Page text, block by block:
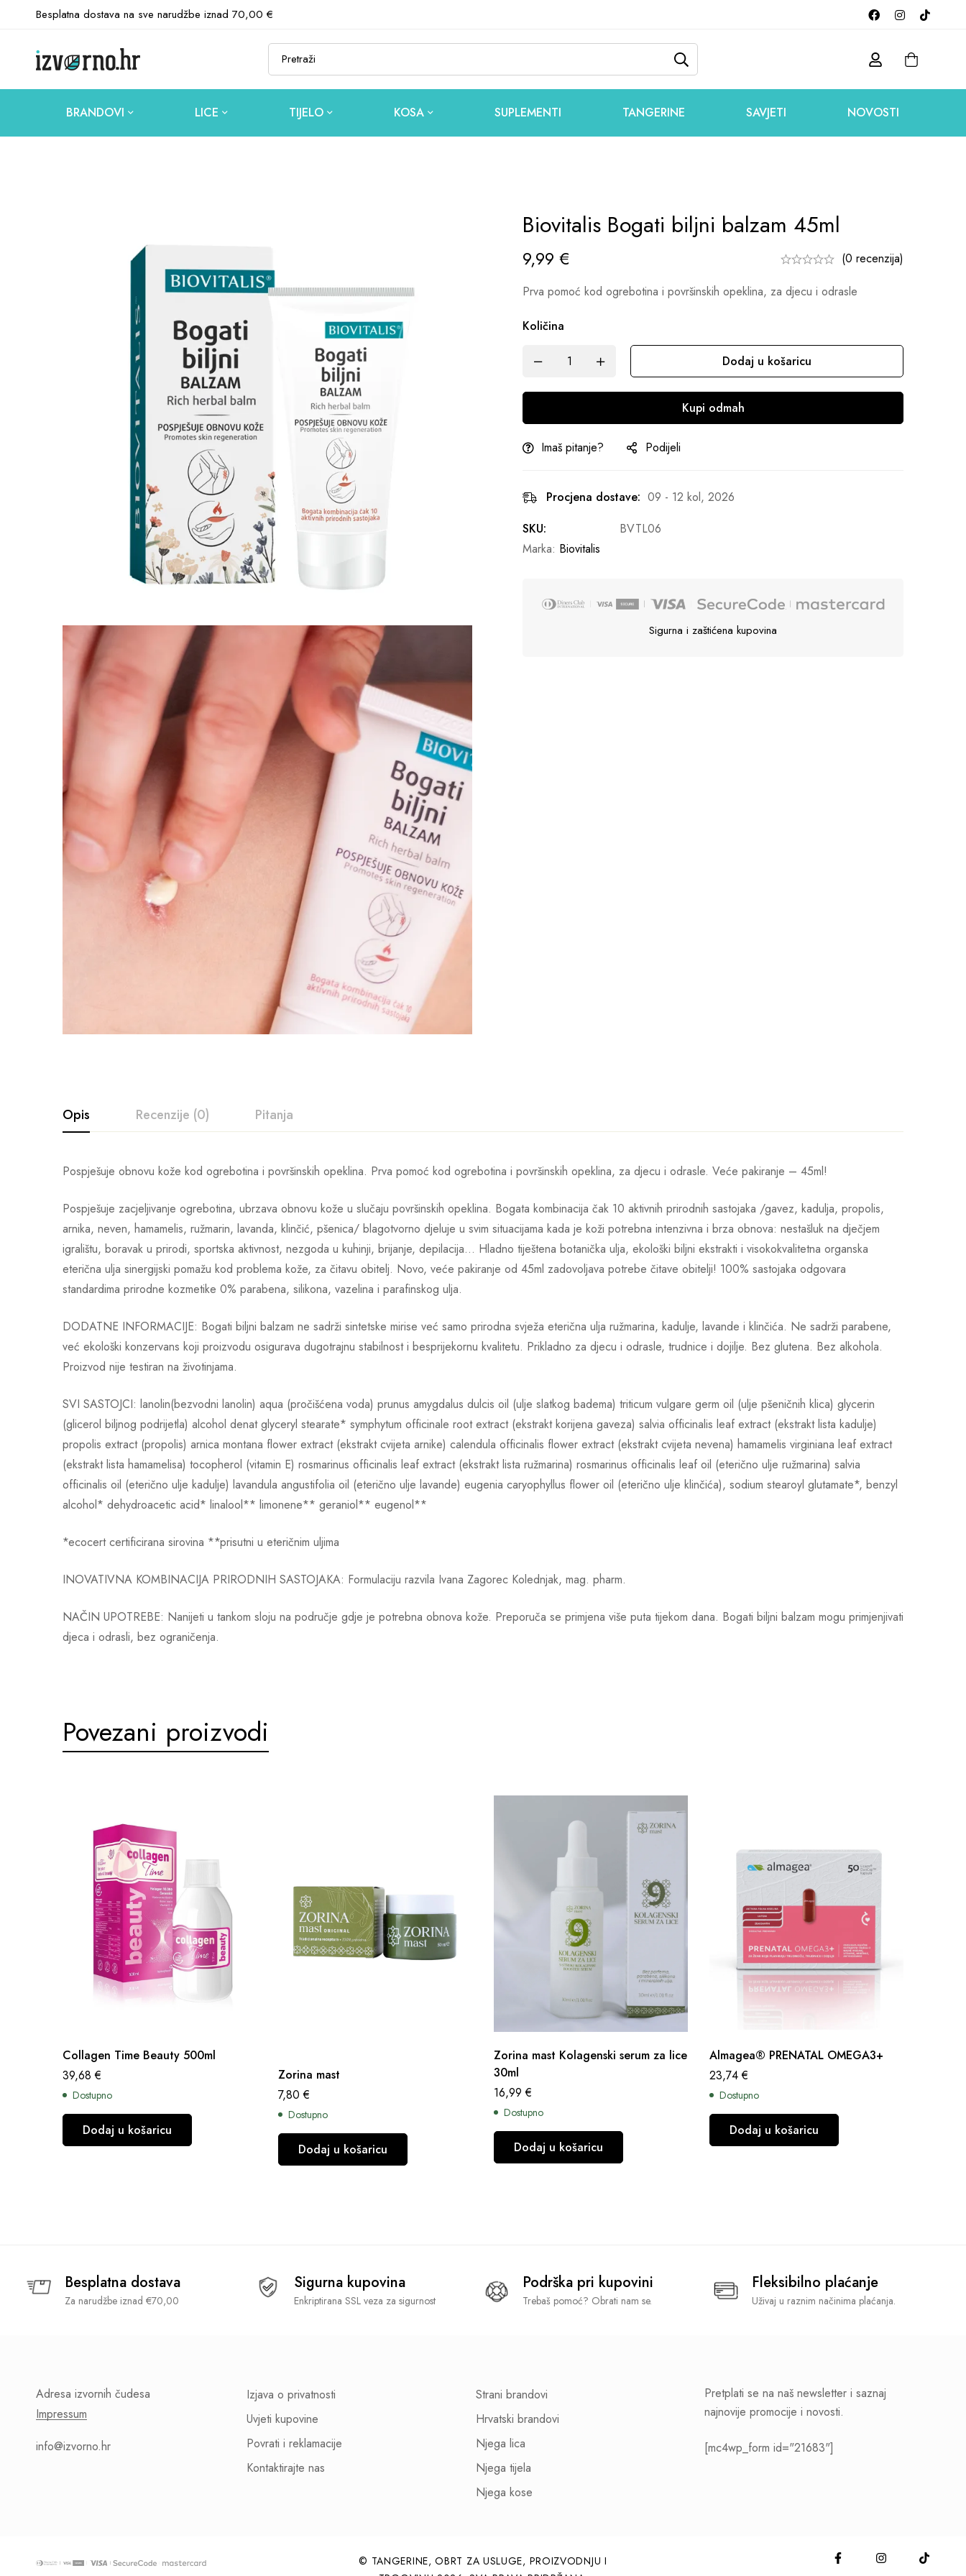
Besplatna dostava na sve narudžbe iznad 70,00 €
BRANDOVI LICE TIJELO KOSA SUPLEMENTI TANGERINE SAVJETI NOVOSTI
Biovitalis Bogati biljni balzam 45ml
9,99 €
(0 recenzija)
Prva pomoć kod ogrebotina i površinskih opeklina, za djecu i odrasle
Količina
Dodaj u košaricu
Kupi odmah
Imaš pitanje? Podijeli
Procjena dostave: 09 - 12 kol, 2026
SKU:
BVTL06
Marka: Biovitalis
Sigurna i zaštićena kupovina
Opis Recenzije (0) Pitanja
Pospješuje obnovu kože kod ogrebotina i površinskih opeklina. Prva pomoć kod ogrebotina i površinskih opeklina, za djecu i odrasle. Veće pakiranje – 45ml!
Pospješuje zacjeljivanje ogrebotina, ubrzava obnovu kože u slučaju površinskih opeklina. Bogata kombinacija čak 10 aktivnih prirodnih sastojaka /gavez, kadulja, propolis,
arnika, neven, hamamelis, ružmarin, lavanda, klinčić, pšenica/ blagotvorno djeluje u svim situacijama kada je koži potrebna intenzivna i brza obnova: nestašluk na dječjem
igralištu, boravak u prirodi, sportska aktivnost, nezgoda u kuhinji, brijanje, depilacija… Hladno tiještena botanička ulja, ekološki biljni ekstrakti i visokokvalitetna organska
eterična ulja sinergijski pomažu kod problema kože, za čitavu obitelj. Novo, veće pakiranje od 45ml zadovoljava potrebe čitave obitelji! 100% sastojaka odgovara
standardima prirodne kozmetike 0% parabena, silikona, vazelina i parafinskog ulja.
DODATNE INFORMACIJE: Bogati biljni balzam ne sadrži sintetske mirise već samo prirodna svježa eterična ulja ružmarina, kadulje, lavande i klinčića. Ne sadrži parabene,
već ekološki konzervans koji proizvodu osigurava dugotrajnu stabilnost i besprijekornu kvalitetu. Prikladno za djecu i odrasle, trudnice i dojilje. Bez glutena. Bez alkohola.
Proizvod nije testiran na životinjama.
SVI SASTOJCI: lanolin(bezvodni lanolin) aqua (pročišćena voda) prunus amygdalus dulcis oil (ulje slatkog badema) triticum vulgare germ oil (ulje pšeničnih klica) glycerin
(glicerol biljnog podrijetla) alcohol denat glyceryl stearate* symphytum officinale root extract (ekstrakt korijena gaveza) salvia officinalis leaf extract (ekstrakt lista kadulje)
propolis extract (propolis) arnica montana flower extract (ekstrakt cvijeta arnike) calendula officinalis flower extract (ekstrakt cvijeta nevena) hamamelis virginiana leaf extract
(ekstrakt lista hamamelisa) tocopherol (vitamin E) rosmarinus officinalis leaf extract (ekstrakt lista ružmarina) rosmarinus officinalis leaf oil (eterično ulje ružmarina) salvia
officinalis oil (eterično ulje kadulje) lavandula angustifolia oil (eterično ulje lavande) eugenia caryophyllus flower oil (eterično ulje klinčića), sodium stearoyl glutamate*, benzyl
alcohol* dehydroacetic acid* linalool** limonene** geraniol** eugenol**
*ecocert certificirana sirovina **prisutni u eteričnim uljima
INOVATIVNA KOMBINACIJA PRIRODNIH SASTOJAKA: Formulaciju razvila Ivana Zagorec Kolednjak, mag. pharm.
NAČIN UPOTREBE: Nanijeti u tankom sloju na područje gdje je potrebna obnova kože. Preporuča se primjena više puta tijekom dana. Bogati biljni balzam mogu primjenjivati
djeca i odrasli, bez ograničenja.
Povezani proizvodi
Collagen Time Beauty 500ml
39,68€
Dostupno
Dodaj u košaricu
Zorina mast
7,80€
Dostupno
Dodaj u košaricu
Zorina mast Kolagenski serum za lice
30ml
16,99€
Dostupno
Dodaj u košaricu
Almagea® PRENATAL OMEGA3+
23,74€
Dostupno
Dodaj u košaricu
Besplatna dostava
Za narudžbe iznad €70,00
Sigurna kupovina
Enkriptirana SSL veza za sigurnost
Podrška pri kupovini
Trebaš pomoć? Obrati nam se.
Fleksibilno plaćanje
Uživaj u raznim načinima plaćanja.
Adresa izvornih čudesa
Impressum
info@izvorno.hr
Izjava o privatnosti
Uvjeti kupovine
Povrati i reklamacije
Kontaktirajte nas
Strani brandovi
Hrvatski brandovi
Njega lica
Njega tijela
Njega kose
Pretplati se na naš newsletter i saznaj
najnovije promocije i novosti.
[mc4wp_form id="21683"]
© TANGERINE, OBRT ZA USLUGE, PROIZVODNJU I